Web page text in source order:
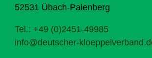
52531 Übach-Palenberg
Tel.: +49 (0)2451-49985
info@deutscher-